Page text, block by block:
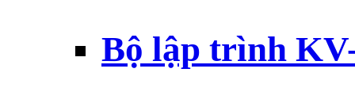
Bộ lập trình